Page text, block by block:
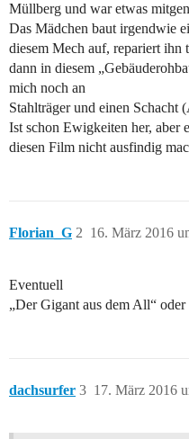
Müllberg und war etwas
Das Mädchen baut irgendwie
diesem Mech auf, repariert ihn
dann in diesem
mich noch an
Stahlträger und einen Schacht
Ist schon Ewigkeiten her, aber
diesen Film nicht ausfindig
Florian_G 16. März 2016
2
Eventuell
„Der Gigant aus dem All“
dachsurfer 17. März 2016
3